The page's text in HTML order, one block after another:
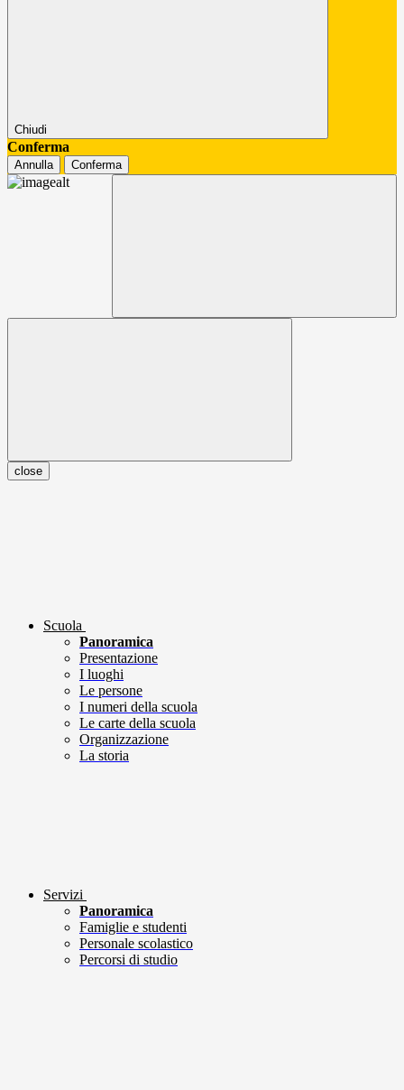
Chiudi
Conferma
Annulla Conferma
close
Scuola
Panoramica
Presentazione
I luoghi
Le persone
I numeri della scuola
Le carte della scuola
Organizzazione
La storia
Servizi
Panoramica
Famiglie e studenti
Personale scolastico
Percorsi di studio